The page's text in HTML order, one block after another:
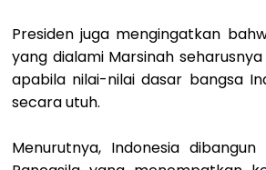
Presiden juga mengingatkan
yang dialami Marsinah
apabila nilai-nilai dasar bangsa
secara utuh.
Menurutnya, Indonesia